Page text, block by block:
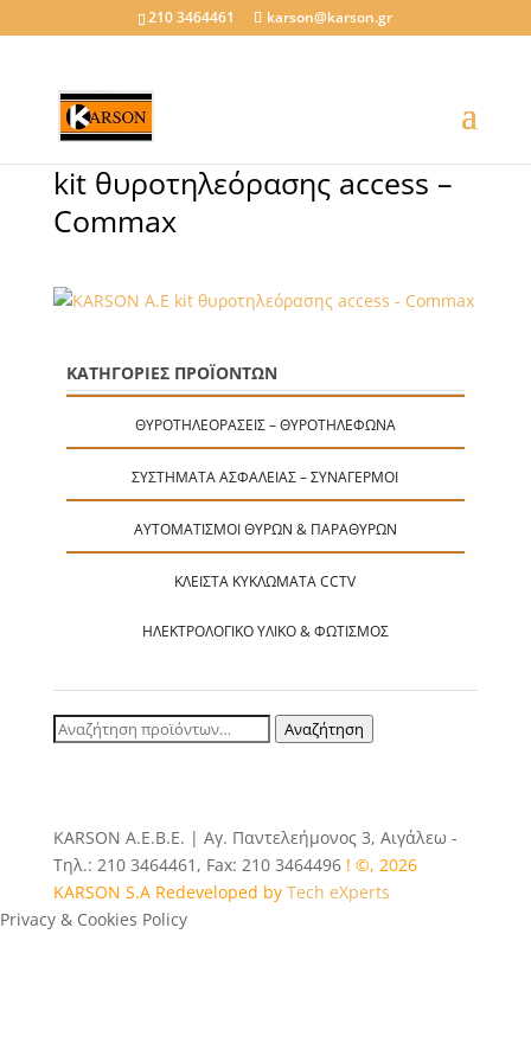
210 3464461 karson@karson.gr
kit θυροτηλεόρασης access –
Commax
ΚΑΤΗΓΟΡΙΕΣ ΠΡΟΪΟΝΤΩΝ
ΘΥΡΟΤΗΛΕΟΡΆΣΕΙΣ – ΘΥΡΟΤΗΛΈΦΩΝΑ
ΣΥΣΤΉΜΑΤΑ ΑΣΦΑΛΕΊΑΣ – ΣΥΝΑΓΕΡΜΟΊ
ΑΥΤΟΜΑΤΙΣΜΟΊ ΘΥΡΏΝ & ΠΑΡΑΘΎΡΩΝ
ΚΛΕΙΣΤΆ ΚΥΚΛΏΜΑΤΑ CCTV
ΗΛΕΚΤΡΟΛΟΓΙΚΌ ΥΛΙΚΌ & ΦΩΤΙΣΜΌΣ
Αναζήτηση
Αναζήτηση
ΚΑRSOΝ Α.E.B.E. | Αγ. Παντελεήμονος 3, Αιγάλεω -
Τηλ.: 210 3464461, Fax: 210 3464496! ©, 2026
KARSON S.A Redeveloped by Tech eXperts
Privacy & Cookies Policy